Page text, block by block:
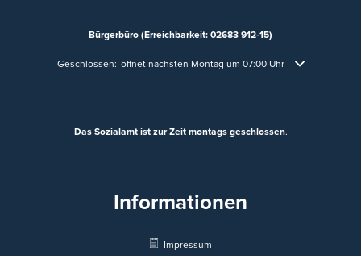
Bürgerbüro (Erreichbarkeit: 02683 912-15)
Klicken, um weitere Öffnungs- oder Schließzeiten auszublenden
Geschlossen: öffnet nächsten Montag um 07:00 Uhr
Das Sozialamt ist zur Zeit montags geschlossen.
Informationen
Impressum